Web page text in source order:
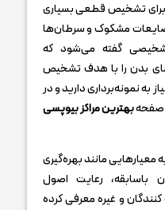
تشخیص قطعی بسیاری
ضایعات مشکوک و سرطان‌ها
گفته می‌شود که
بدن را با هدف تشخیص
به نمونه‌برداری دارید و در
صفحهبهترین مراکز بیوپسی
معیارهایی مانند بهره‌گیری
باسابقه، رعایت اصول
و غیره معرفی کرده